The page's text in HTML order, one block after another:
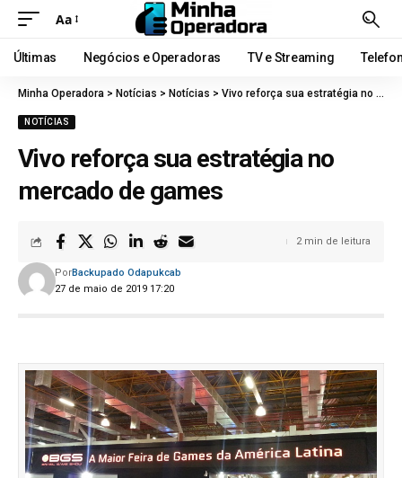
Aa
Últimas Negócios e Operadoras TV e Streaming
Minha Operadora > Notícias > Notícias > Vivo reforça sua estratégia no mercado de games
NOTÍCIAS
Vivo reforça sua estratégia no
mercado de games
27 de maio de 2019 17:20
PorBackupado Odapukcab
2 min de leitura